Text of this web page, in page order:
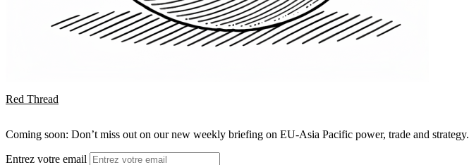
Red Thread
Coming soon: Don’t miss out on our new weekly briefing on EU-Asia Pacific power, trade and strategy.
Entrez votre email